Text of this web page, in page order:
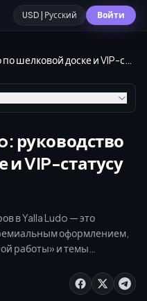
USD | Русский Войти
руководство
и VIP-статусу
в Yalla Ludo — это
оформлением,
работы» и темы
наличия VIP-
сервисов пополнения